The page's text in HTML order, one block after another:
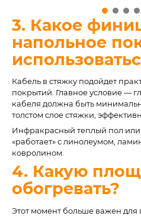
3. Какое
напольное
Кабель в стяжку подойдет
покрытий. Главное условие —
кабеля должна быть
толстом слое стяжки,
Инфракрасный теплый пол или
«работает» с линолеумом,
ковролином.
4. Какую
обогревать?
Этот момент больше важен